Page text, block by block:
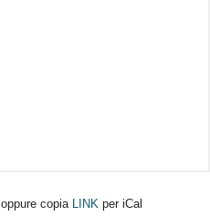
oppure copia LINK per iCal